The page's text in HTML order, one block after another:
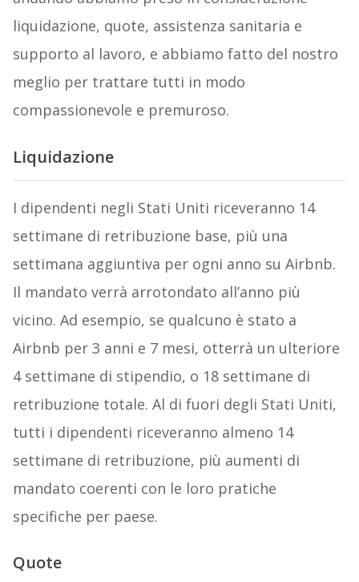
liquidazione, quote, assistenza sanitaria e
supporto al lavoro, e abbiamo fatto del nostro
meglio per trattare tutti in modo
compassionevole e premuroso.
Liquidazione
I dipendenti negli Stati Uniti riceveranno 14
settimane di retribuzione base, più una
settimana aggiuntiva per ogni anno su Airbnb.
Il mandato verrà arrotondato all’anno più
vicino. Ad esempio, se qualcuno è stato a
Airbnb per 3 anni e 7 mesi, otterrà un ulteriore
4 settimane di stipendio, o 18 settimane di
retribuzione totale. Al di fuori degli Stati Uniti,
tutti i dipendenti riceveranno almeno 14
settimane di retribuzione, più aumenti di
mandato coerenti con le loro pratiche
specifiche per paese.
Quote